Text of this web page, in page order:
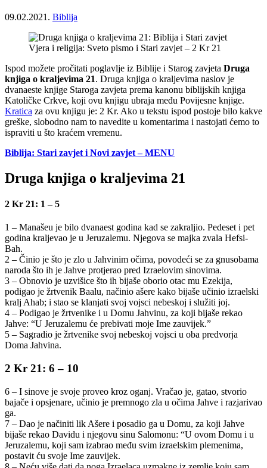
09.02.2021. Biblija
Vjera i religija: Sveto pismo i Stari zavjet – 2 Kr 21
Ispod možete pročitati poglavlje iz Biblije i Starog zavjeta Druga
knjiga o kraljevima 21. Druga knjiga o kraljevima naslov je
dvanaeste knjige Staroga zavjeta prema kanonu biblijskih knjiga
Katoličke Crkve, koji ovu knjigu ubraja među Povijesne knjige.
Kratica za ovu knjigu je: 2 Kr. Ako u tekstu ispod postoje bilo kakve
greške, slobodno nam to navedite u komentarima i nastojati ćemo to
ispraviti u što kraćem vremenu.
Biblija: Stari zavjet i Novi zavjet – MENU
Druga knjiga o kraljevima 21
2 Kr 21: 1 – 5
1 – Manašeu je bilo dvanaest godina kad se zakraljio. Pedeset i pet
godina kraljevao je u Jeruzalemu. Njegova se majka zvala Hefsi-
Bah.
2 – Činio je što je zlo u Jahvinim očima, povodeći se za gnusobama
naroda što ih je Jahve protjerao pred Izraelovim sinovima.
3 – Obnovio je uzvišice što ih bijaše oborio otac mu Ezekija,
podigao je žrtvenik Baalu, načinio ašere kako bijaše učinio izraelski
kralj Ahab; i stao se klanjati svoj vojsci nebeskoj i služiti joj.
4 – Podigao je žrtvenike i u Domu Jahvinu, za koji bijaše rekao
Jahve: “U Jeruzalemu će prebivati moje Ime zauvijek.”
5 – Sagradio je žrtvenike svoj nebeskoj vojsci u oba predvorja
Doma Jahvina.
2 Kr 21: 6 – 10
6 – I sinove je svoje proveo kroz oganj. Vračao je, gatao, stvorio
bajače i opsjenare, učinio je premnogo zla u očima Jahve i razjarivao
ga.
7 – Dao je načiniti lik Ašere i posadio ga u Domu, za koji Jahve
bijaše rekao Davidu i njegovu sinu Salomonu: “U ovom Domu i u
Jeruzalemu, koji sam izabrao među svim izraelskim plemenima,
postavit ću svoje Ime zauvijek.